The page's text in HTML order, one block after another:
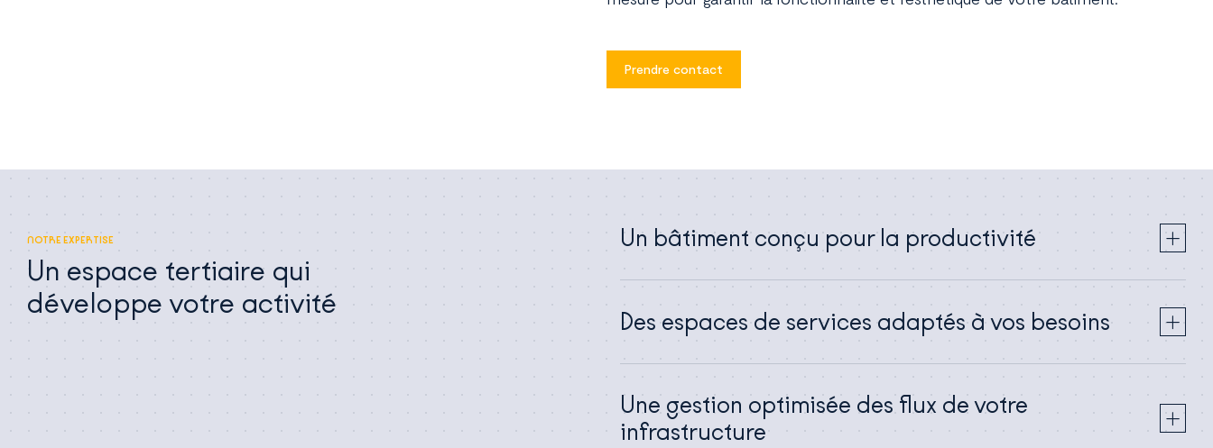
Prendre contact
NOTRE EXPERTISE
Un espace tertiaire qui
développe votre activité
Un bâtiment conçu pour la productivité
Des espaces de services adaptés à vos besoins
Une gestion optimisée des flux de votre
infrastructure